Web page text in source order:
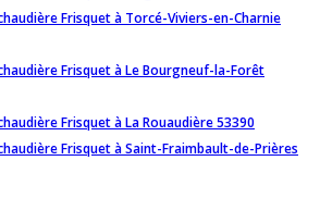
Frisquet à Torcé-Viviers-en-Charnie
Frisquet à Le Bourgneuf-la-Forêt
Frisquet à La Rouaudière 53390
Frisquet à Saint-Fraimbault-de-Prières